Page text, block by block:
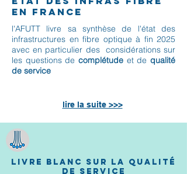
en France
l'AFUTT livre sa synthèse de l'état des
infrastructures en fibre optique à fin 2025
avec en particulier des considérations sur
les questions de complétude et de qualité
de service
lire la suite >>>
livre blanc sur la qualité
de service